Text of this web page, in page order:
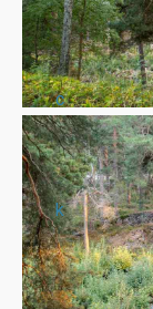
c
k